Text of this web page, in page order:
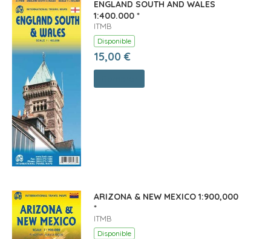
ENGLAND SOUTH AND WALES
1:400.000 *
ITMB
Disponible
15,00 €
ARIZONA & NEW MEXICO 1:900,000
*
ITMB
Disponible